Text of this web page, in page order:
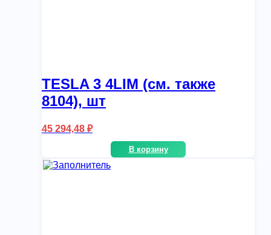
TESLA 3 4LIM (см. также
8104), шт
45 294,48 ₽
В корзину